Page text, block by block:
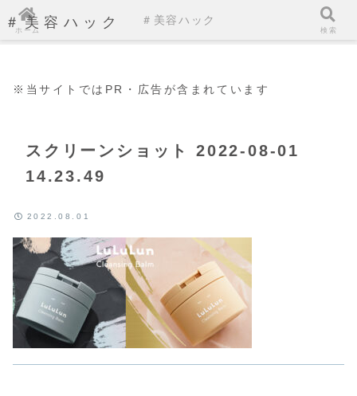
＃美容ハック
※当サイトではPR・広告が含まれています
スクリーンショット 2022-08-01
14.23.49
2022.08.01
ホーム
＃美容ハック
検索